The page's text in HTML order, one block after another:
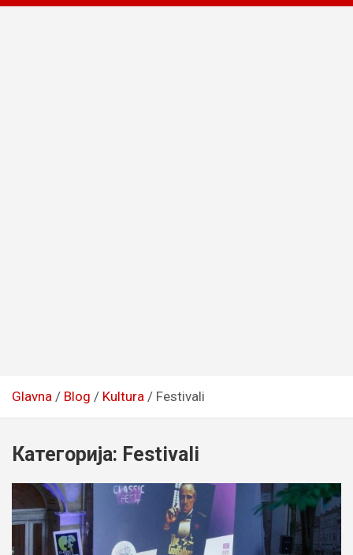
Glavna Blog Kultura Festivali
Категорија: Festivali